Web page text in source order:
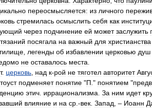
переосмысляется: из личного
стремилась осмыслить себя как
через подчинение ей может заслужить
посягала на важный для христианства
легенды об избавлении церковью душ
не оставалось места
. церковь над к-рой не тяготел авторитет
подменяет понятие "П ." понятием "
этич иррационализма За ним идет
влияние и на ср .-век Запад , – Иоанн